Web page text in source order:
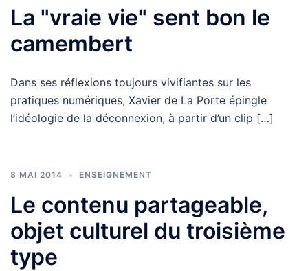
La "vraie vie" sent bon le
camembert
Dans ses réflexions toujours vivifiantes sur les
pratiques numériques, Xavier de La Porte épingle
l’idéologie de la déconnexion, à partir d’un clip […]
8 MAI 2014 ENSEIGNEMENT
Le contenu partageable,
objet culturel du troisième
type